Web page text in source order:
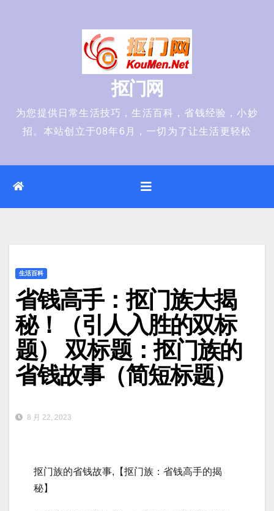
抠门网
为您提供日常生活技巧，生活百科，省钱经验，小妙
招。本站创立于08年6月，一切为了让生活更轻松
生活百科
省钱高手：抠门族大揭
秘！（引人入胜的双标
题） 双标题：抠门族的
省钱故事（简短标题）
8 月 22, 2023
抠门族的省钱故事,【抠门族：省钱高手的揭
秘】